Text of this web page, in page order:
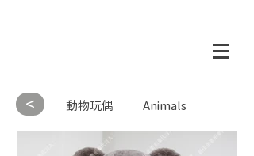
< 動物玩偶 Animals